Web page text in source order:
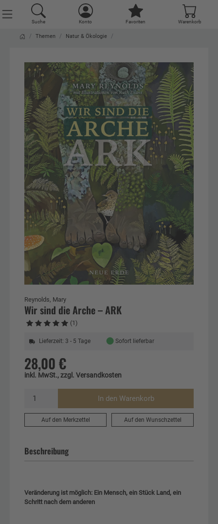
Suche Konto Favoriten Warenkorb
Themen Natur & Ökologie
Reynolds, Mary
Wir sind die Arche – ARK
(1)
Lieferzeit: 3 - 5 Tage ● Sofort lieferbar
28,00 €
inkl. MwSt., zzgl. Versandkosten
In den Warenkorb
Auf den Merkzettel Auf den Wunschzettel
Beschreibung
Veränderung ist möglich: Ein Mensch, ein Stück Land, ein
Schritt nach dem anderen